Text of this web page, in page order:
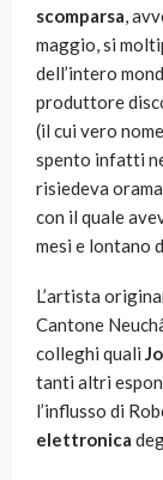
scomparsa,
maggio, si
dell’intero
produttore
(il cui vero
spento infatti
risiedeva
con il quale
mesi e lontano
L’artista
Cantone
colleghi quali
tanti altri
l’influsso di
elettronica